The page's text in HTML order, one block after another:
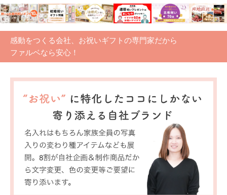
感動をつくる会社、お祝いギフトの専門家だから
ファルベなら安心！